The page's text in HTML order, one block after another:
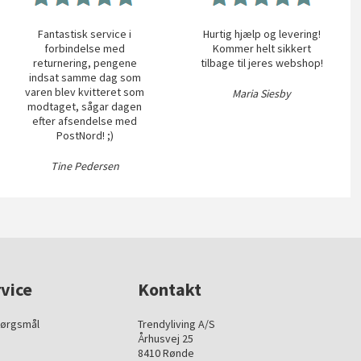
Fantastisk service i
forbindelse med
returnering, pengene
indsat samme dag som
varen blev kvitteret som
modtaget, sågar dagen
efter afsendelse med
PostNord! ;)
Tine Pedersen
Hurtig hjælp og levering!
Kommer helt sikkert
tilbage til jeres webshop!
Maria Siesby
Kontakt
Trendyliving A/S
Århusvej 25
8410 Rønde